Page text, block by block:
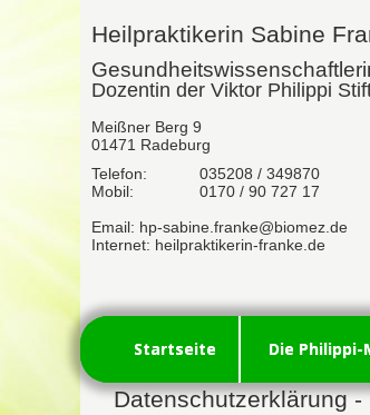
Heilpraktikerin Sabine
Dozentin der Viktor Philippi
Meißner Berg 9
01471 Radeburg
Telefon:
035208 / 349870
Mobil:
0170 / 90 727 17
Email: hp-sabine.franke@biomez.de
Internet: heilpraktikerin-franke.de
Startseite Die Philippi-
Datenschutzerklärung